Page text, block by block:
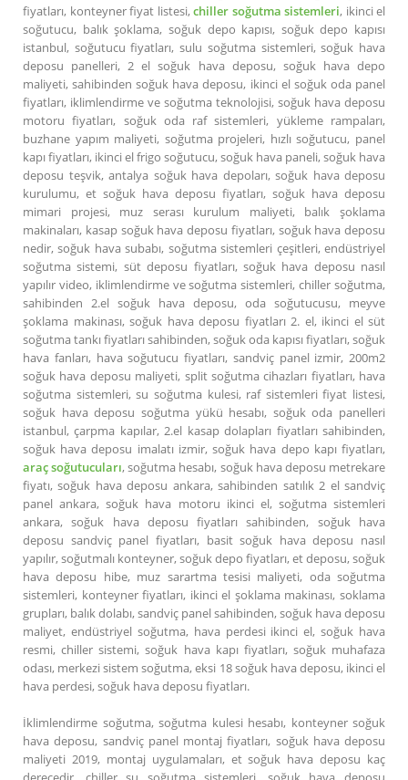
fiyatları, konteyner fiyat listesi,chiller soğutma sistemleri, ikinci el
soğutucu, balık şoklama, soğuk depo kapısı, soğuk depo kapısı
istanbul, soğutucu fiyatları, sulu soğutma sistemleri, soğuk hava
deposu panelleri, 2 el soğuk hava deposu, soğuk hava depo
maliyeti, sahibinden soğuk hava deposu, ikinci el soğuk oda panel
fiyatları, iklimlendirme ve soğutma teknolojisi, soğuk hava deposu
motoru fiyatları, soğuk oda raf sistemleri, yükleme rampaları,
buzhane yapım maliyeti, soğutma projeleri, hızlı soğutucu, panel
kapı fiyatları, ikinci el frigo soğutucu, soğuk hava paneli, soğuk hava
deposu teşvik, antalya soğuk hava depoları, soğuk hava deposu
kurulumu, et soğuk hava deposu fiyatları, soğuk hava deposu
mimari projesi, muz serası kurulum maliyeti, balık şoklama
makinaları, kasap soğuk hava deposu fiyatları, soğuk hava deposu
nedir, soğuk hava subabı, soğutma sistemleri çeşitleri, endüstriyel
soğutma sistemi, süt deposu fiyatları, soğuk hava deposu nasıl
yapılır video, iklimlendirme ve soğutma sistemleri, chiller soğutma,
sahibinden 2.el soğuk hava deposu, oda soğutucusu, meyve
şoklama makinası, soğuk hava deposu fiyatları 2. el, ikinci el süt
soğutma tankı fiyatları sahibinden, soğuk oda kapısı fiyatları, soğuk
hava fanları, hava soğutucu fiyatları, sandviç panel izmir, 200m2
soğuk hava deposu maliyeti, split soğutma cihazları fiyatları, hava
soğutma sistemleri, su soğutma kulesi, raf sistemleri fiyat listesi,
soğuk hava deposu soğutma yükü hesabı, soğuk oda panelleri
istanbul, çarpma kapılar, 2.el kasap dolapları fiyatları sahibinden,
soğuk hava deposu imalatı izmir, soğuk hava depo kapı fiyatları,
araç soğutucuları, soğutma hesabı, soğuk hava deposu metrekare
fiyatı, soğuk hava deposu ankara, sahibinden satılık 2 el sandviç
panel ankara, soğuk hava motoru ikinci el, soğutma sistemleri
ankara, soğuk hava deposu fiyatları sahibinden, soğuk hava
deposu sandviç panel fiyatları, basit soğuk hava deposu nasıl
yapılır, soğutmalı konteyner, soğuk depo fiyatları, et deposu, soğuk
hava deposu hibe, muz sarartma tesisi maliyeti, oda soğutma
sistemleri, konteyner fiyatları, ikinci el şoklama makinası, soklama
grupları, balık dolabı, sandviç panel sahibinden, soğuk hava deposu
maliyet, endüstriyel soğutma, hava perdesi ikinci el, soğuk hava
resmi, chiller sistemi, soğuk hava kapı fiyatları, soğuk muhafaza
odası, merkezi sistem soğutma, eksi 18 soğuk hava deposu, ikinci el
hava perdesi, soğuk hava deposu fiyatları.
İklimlendirme soğutma, soğutma kulesi hesabı, konteyner soğuk
hava deposu, sandviç panel montaj fiyatları, soğuk hava deposu
maliyeti 2019, montaj uygulamaları, et soğuk hava deposu kaç